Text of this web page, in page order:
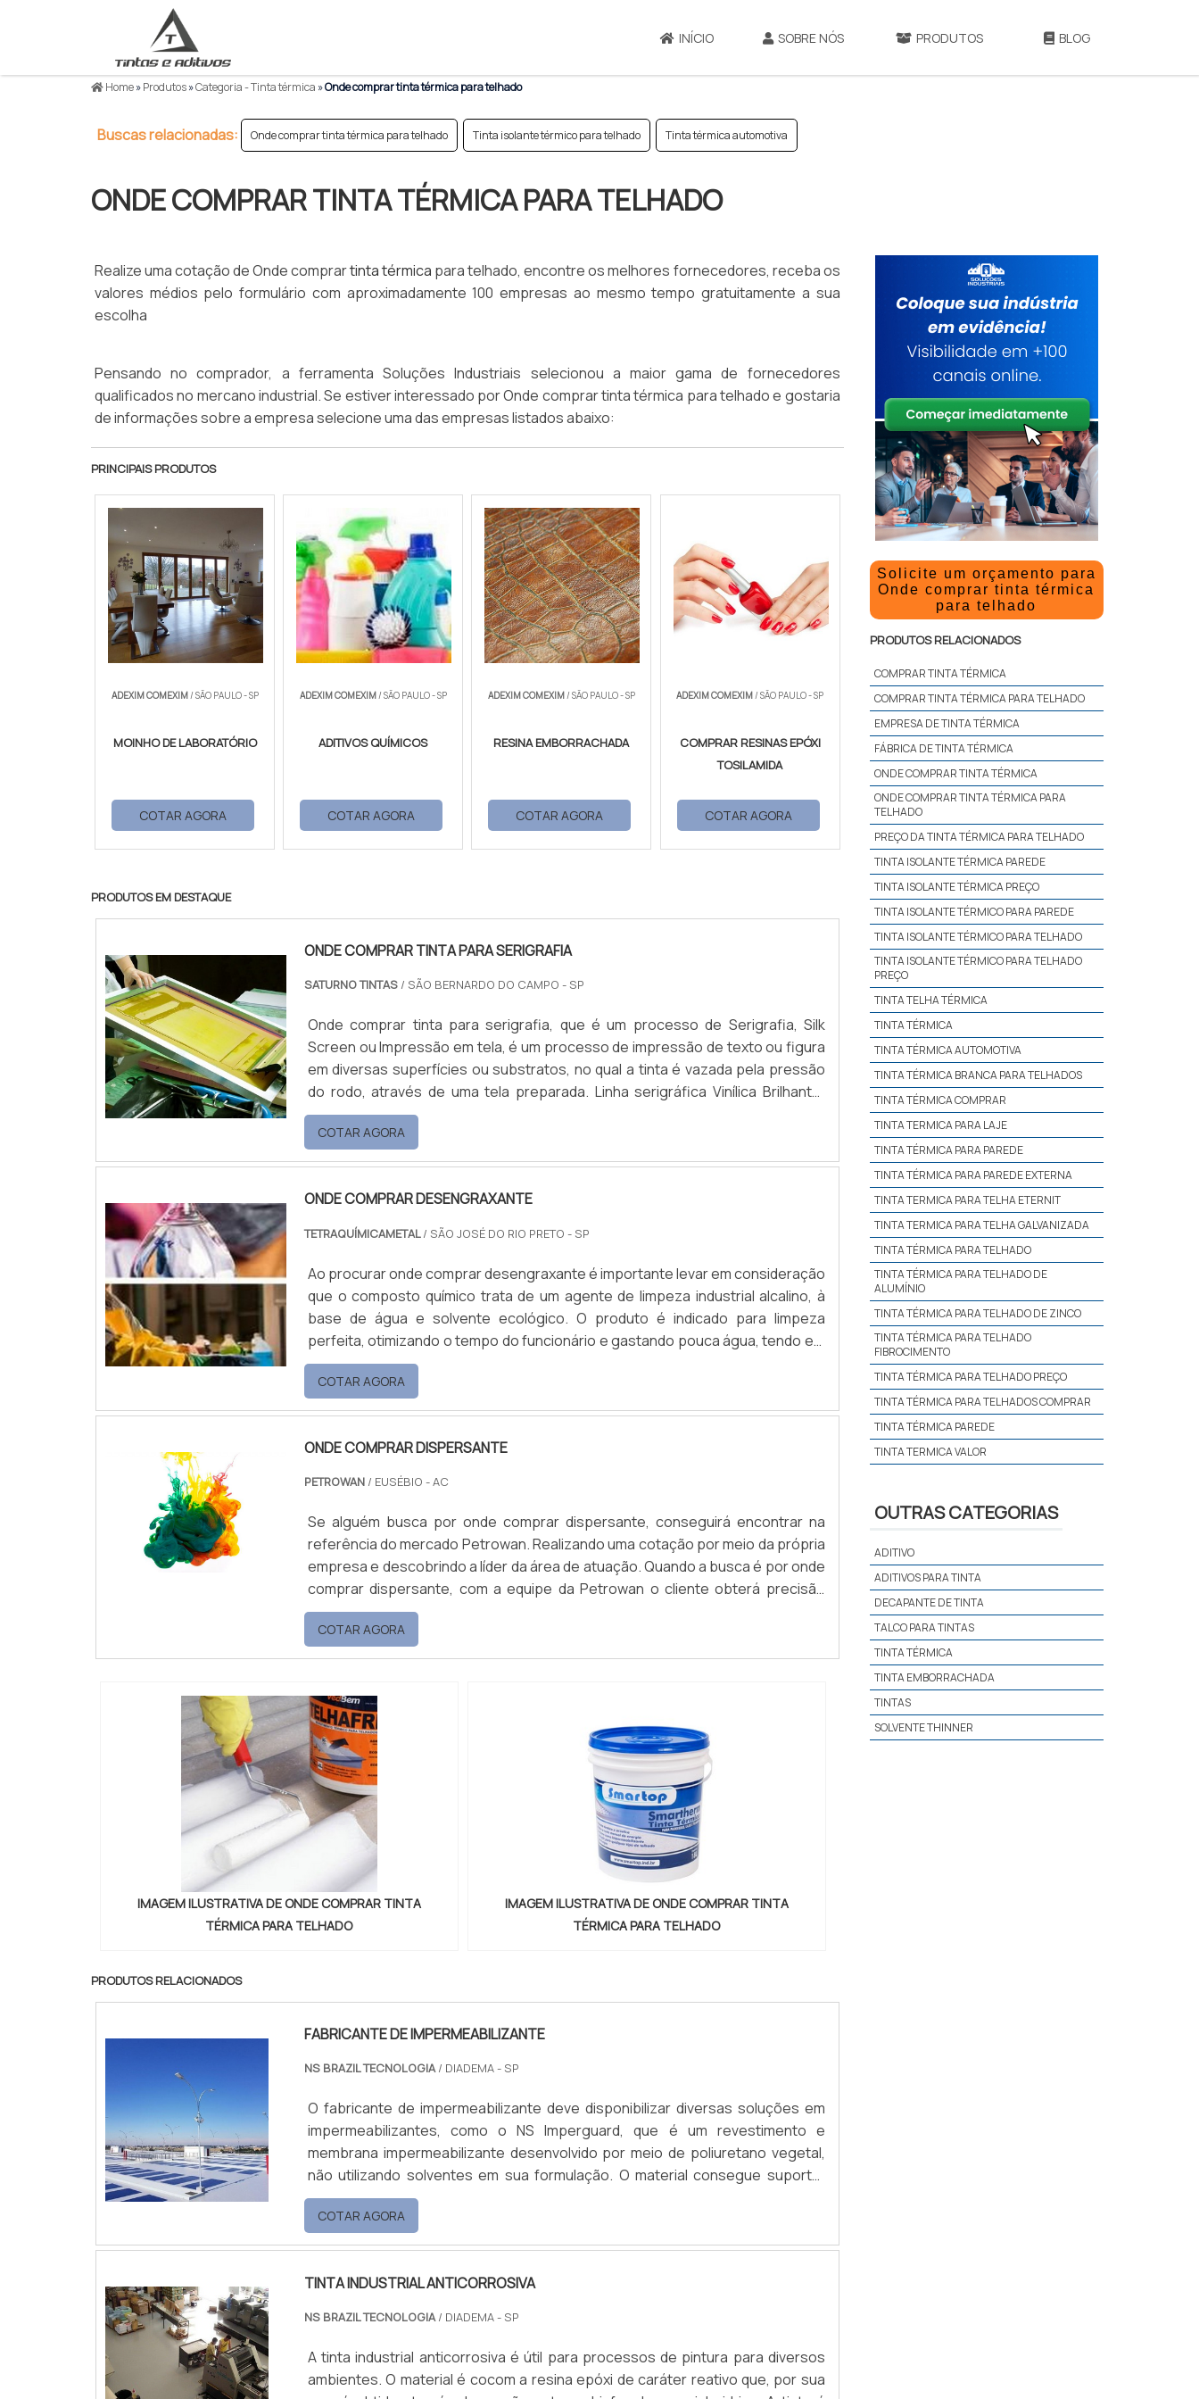
INÍCIO SOBRE NÓS PRODUTOS BLOG
Home»Produtos»Categoria - Tinta térmica »Onde comprar tinta térmica para telhado
Buscas relacionadas: Onde comprar tinta térmica para telhado Tinta isolante térmico para telhado Tinta térmica automotiva
ONDE COMPRAR TINTA TÉRMICA PARA TELHADO
Realize uma cotação de Onde comprartinta térmica para telhado, encontre os melhores fornecedores, receba os
valores médios pelo formulário com aproximadamente 100 empresas ao mesmo tempo gratuitamente a sua
escolha
Pensando no comprador, a ferramenta Soluções Industriais selecionou a maior gama de fornecedores
qualificados no mercano industrial. Se estiver interessado por Onde comprar tinta térmica para telhado e gostaria
de informações sobre a empresa selecione uma das empresas listados abaixo:
PRINCIPAIS PRODUTOS
ADEXIM COMEXIM/ SÃO PAULO - SP
MOINHO DE LABORATÓRIO
COTAR AGORA
ADEXIM COMEXIM/ SÃO PAULO - SP
ADITIVOS QUÍMICOS
COTAR AGORA
ADEXIM COMEXIM/ SÃO PAULO - SP
RESINA EMBORRACHADA
COTAR AGORA
ADEXIM COMEXIM/ SÃO PAULO - SP
COMPRAR RESINAS EPÓXI
TOSILAMIDA
COTAR AGORA
PRODUTOS EM DESTAQUE
ONDE COMPRAR TINTA PARA SERIGRAFIA
SATURNO TINTAS / SÃO BERNARDO DO CAMPO - SP
Onde comprar tinta para serigrafia, que é um processo de Serigrafia, Silk
Screen ou Impressão em tela, é um processo de impressão de texto ou figura
em diversas superfícies ou substratos, no qual a tinta é vazada pela pressão
do rodo, através de uma tela preparada. Linha serigráfica Vinílica Brilhante;
Vinílica Fosca; Atóxicas; Sintética; Epóxi; Couro e Nylon; Poliuretânica;
Polietileno; Serigrafia UV; Aquascreen (Base água p/ tecido); ...
COTAR AGORA
ONDE COMPRAR DESENGRAXANTE
TETRAQUÍMICAMETAL/ SÃO JOSÉ DO RIO PRETO - SP
Ao procurar onde comprar desengraxante é importante levar em consideração
que o composto químico trata de um agente de limpeza industrial alcalino, à
base de água e solvente ecológico. O produto é indicado para limpeza
perfeita, otimizando o tempo do funcionário e gastando pouca água, tendo em
vista que essa linha de desengraxante alcalinos com alto poder de limpeza é
desenvolvida para limpeza em circuitos fechados.Aplicação do produtoO...
COTAR AGORA
ONDE COMPRAR DISPERSANTE
PETROWAN / EUSÉBIO - AC
Se alguém busca por onde comprar dispersante, conseguirá encontrar na
referência do mercado Petrowan. Realizando uma cotação por meio da própria
empresa e descobrindo a líder da área de atuação. Quando a busca é por onde
comprar dispersante, com a equipe da Petrowan o cliente obterá precisão
com soluções de distribuição de produtos químicos. MAIS DETALHES SOBRE
ONDE COMPRAR DISPERSANTE A Petrowan canaliza seus esforços em
produzir uma e...
COTAR AGORA
IMAGEM ILUSTRATIVA DE ONDE COMPRAR TINTA
TÉRMICA PARA TELHADO
IMAGEM ILUSTRATIVA DE ONDE COMPRAR TINTA
TÉRMICA PARA TELHADO
PRODUTOS RELACIONADOS
FABRICANTE DE IMPERMEABILIZANTE
NS BRAZIL TECNOLOGIA/ DIADEMA - SP
O fabricante de impermeabilizante deve disponibilizar diversas soluções em
impermeabilizantes, como o NS Imperguard, que é um revestimento e
membrana impermeabilizante desenvolvido por meio de poliuretano vegetal,
não utilizando solventes em sua formulação. O material consegue suportar
grande exposição aos raios ultravioleta. Para aumentar a estabilidade da cor
em áreas externas, é recomendado que ele seja aplicado com acabamento em
pintura usando Imperguard Coat.Principais produtos recomendados.
COTAR AGORA
TINTA INDUSTRIAL ANTICORROSIVA
NS BRAZIL TECNOLOGIA/ DIADEMA - SP
A tinta industrial anticorrosiva é útil para processos de pintura para diversos
ambientes. O material é cocom a resina epóxi de caráter reativo que, por sua
Solicite um orçamento para
Onde comprar tinta térmica
para telhado
PRODUTOS RELACIONADOS
COMPRAR TINTA TÉRMICA
COMPRAR TINTA TÉRMICA PARA TELHADO
EMPRESA DE TINTA TÉRMICA
FÁBRICA DE TINTA TÉRMICA
ONDE COMPRAR TINTA TÉRMICA
ONDE COMPRAR TINTA TÉRMICA PARA
TELHADO
PREÇO DA TINTA TÉRMICA PARA TELHADO
TINTA ISOLANTE TÉRMICA PAREDE
TINTA ISOLANTE TÉRMICA PREÇO
TINTA ISOLANTE TÉRMICO PARA PAREDE
TINTA ISOLANTE TÉRMICO PARA TELHADO
TINTA ISOLANTE TÉRMICO PARA TELHADO
PREÇO
TINTA TELHA TÉRMICA
TINTA TÉRMICA
TINTA TÉRMICA AUTOMOTIVA
TINTA TÉRMICA BRANCA PARA TELHADOS
TINTA TÉRMICA COMPRAR
TINTA TERMICA PARA LAJE
TINTA TÉRMICA PARA PAREDE
TINTA TÉRMICA PARA PAREDE EXTERNA
TINTA TERMICA PARA TELHA ETERNIT
TINTA TERMICA PARA TELHA GALVANIZADA
TINTA TÉRMICA PARA TELHADO
TINTA TÉRMICA PARA TELHADO DE
ALUMÍNIO
TINTA TÉRMICA PARA TELHADO DE ZINCO
TINTA TÉRMICA PARA TELHADO
FIBROCIMENTO
TINTA TÉRMICA PARA TELHADO PREÇO
TINTA TÉRMICA PARA TELHADOS COMPRAR
TINTA TÉRMICA PAREDE
TINTA TERMICA VALOR
OUTRAS CATEGORIAS
ADITIVO
ADITIVOS PARA TINTA
DECAPANTE DE TINTA
TALCO PARA TINTAS
TINTA TÉRMICA
TINTA EMBORRACHADA
TINTAS
SOLVENTE THINNER